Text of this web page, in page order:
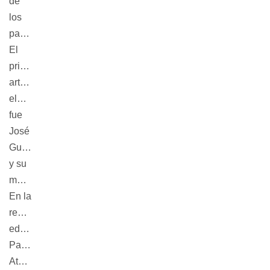
los
participantes.
El
primer
artista
elegido
fue
José
Gurvich
y su
museo.
En la
reciente
edición
Pablo
Atchugarry